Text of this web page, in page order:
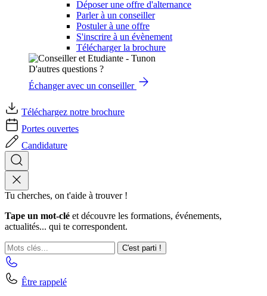
Déposer une offre d'alternance
Parler à un conseiller
Postuler à une offre
S'inscrire à un évènement
Télécharger la brochure
D'autres questions ?
Échanger avec un conseiller
Téléchargez notre brochure
Portes ouvertes
Candidature
Tu cherches, on t'aide à trouver !
Tape un mot-clé et découvre les formations, événements,
actualités... qui te correspondent.
C'est parti !
Être rappelé